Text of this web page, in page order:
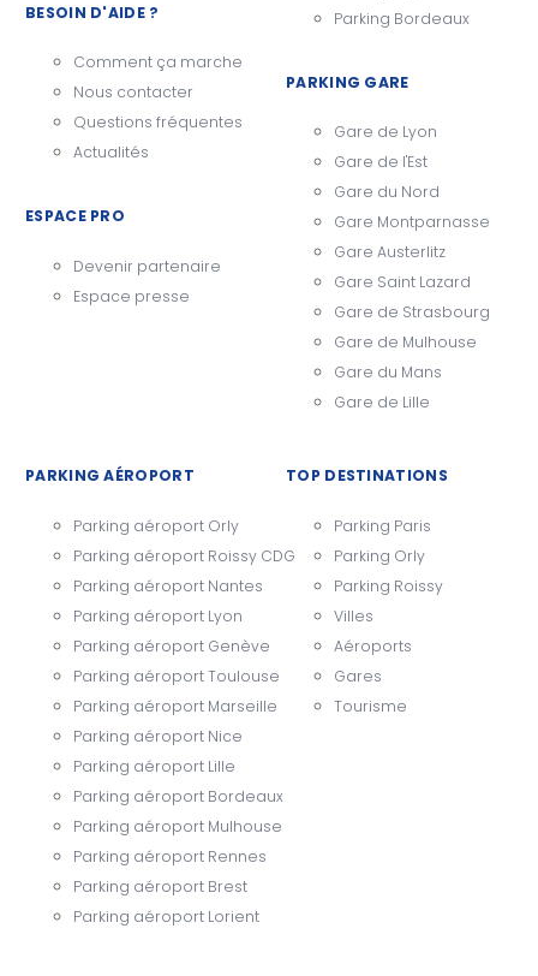
BESOIN D'AIDE ?
Comment ça marche
Nous contacter
Questions fréquentes
Actualités
ESPACE PRO
Devenir partenaire
Espace presse
Parking Bordeaux
PARKING GARE
Gare de Lyon
Gare de l'Est
Gare du Nord
Gare Montparnasse
Gare Austerlitz
Gare Saint Lazard
Gare de Strasbourg
Gare de Mulhouse
Gare du Mans
Gare de Lille
PARKING AÉROPORT
Parking aéroport Orly
Parking aéroport Roissy CDG
Parking aéroport Nantes
Parking aéroport Lyon
Parking aéroport Genève
Parking aéroport Toulouse
Parking aéroport Marseille
Parking aéroport Nice
Parking aéroport Lille
Parking aéroport Bordeaux
Parking aéroport Mulhouse
Parking aéroport Rennes
Parking aéroport Brest
Parking aéroport Lorient
TOP DESTINATIONS
Parking Paris
Parking Orly
Parking Roissy
Villes
Aéroports
Gares
Tourisme